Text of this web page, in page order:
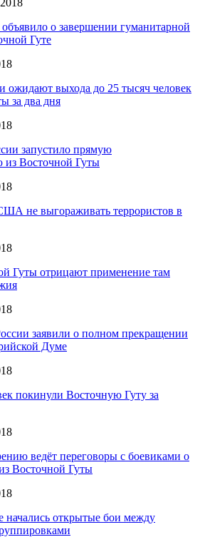
о завершении гуманитарной
Гуте
ожидают выхода до 25 тысяч человек
за два дня
запустило прямую
из Восточной Гуты
не выгораживать террористов в
Гуты отрицают применение там
заявили о полном прекращении
Думе
покинули Восточную Гуту за
ведёт переговоры с боевиками о
Восточной Гуты
начались открытые бои между